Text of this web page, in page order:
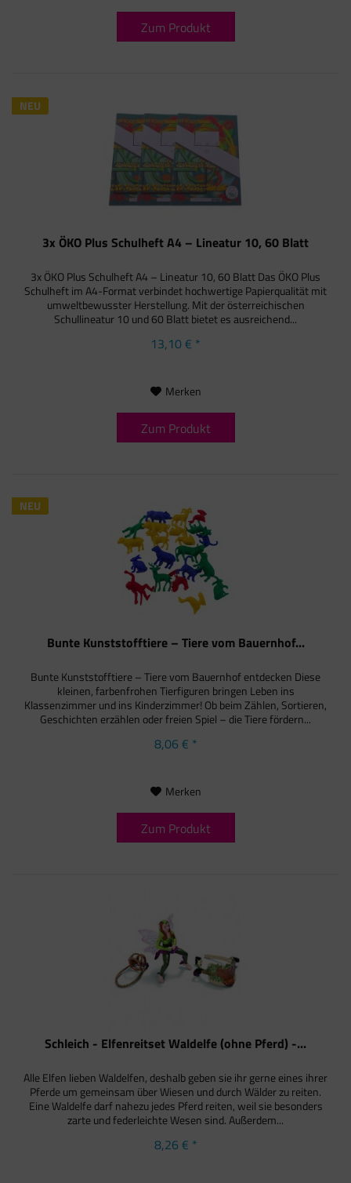
Zum Produkt
NEU
3x ÖKO Plus Schulheft A4 – Lineatur 10, 60 Blatt
3x ÖKO Plus Schulheft A4 – Lineatur 10, 60 Blatt Das ÖKO Plus
Schulheft im A4-Format verbindet hochwertige Papierqualität mit
umweltbewusster Herstellung. Mit der österreichischen
Schullineatur 10 und 60 Blatt bietet es ausreichend...
13,10 € *
Merken
Zum Produkt
NEU
Bunte Kunststofftiere – Tiere vom Bauernhof...
Bunte Kunststofftiere – Tiere vom Bauernhof entdecken Diese
kleinen, farbenfrohen Tierfiguren bringen Leben ins
Klassenzimmer und ins Kinderzimmer! Ob beim Zählen, Sortieren,
Geschichten erzählen oder freien Spiel – die Tiere fördern...
8,06 € *
Merken
Zum Produkt
Schleich - Elfenreitset Waldelfe (ohne Pferd) -...
Alle Elfen lieben Waldelfen, deshalb geben sie ihr gerne eines ihrer
Pferde um gemeinsam über Wiesen und durch Wälder zu reiten.
Eine Waldelfe darf nahezu jedes Pferd reiten, weil sie besonders
zarte und federleichte Wesen sind. Außerdem...
8,26 € *